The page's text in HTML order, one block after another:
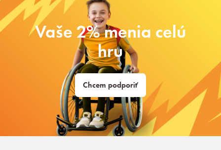
Vaše 2% menia celú
hru
Chcem podporiť